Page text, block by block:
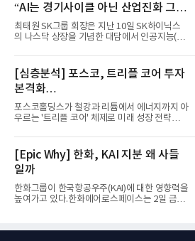
“AI는 경기사이클 아닌 산업진화 그
자체”
최태원 SK그룹 회장은 지난 10일 SK하이닉스
의 나스닥 상장을 기념한 대담에서 인공지능(AI)
[심층분석] 포스코, 트리플 코어 투자
본격화
16조7천억원 투자 재원 마련 전략은?
포스코홀딩스가 철강과 리튬에서 에너지까지 아
우르는 '트리플 코어' 체제로 미래 성장 전략을
[Epic Why] 한화, KAI 지분 왜 사들
일까
한화그룹이 한국항공우주(KAI)에 대한 영향력을
높여가고 있다.한화에어로스페이스는 2일 금융